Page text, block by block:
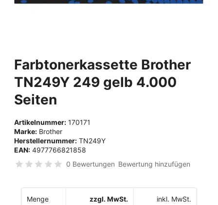
Farbtonerkassette Brother
TN249Y 249 gelb 4.000
Seiten
Artikelnummer: 170171
Marke: Brother
Herstellernummer: TN249Y
EAN: 4977766821858
0 Bewertungen Bewertung hinzufügen
Menge zzgl. MwSt. inkl. MwSt.